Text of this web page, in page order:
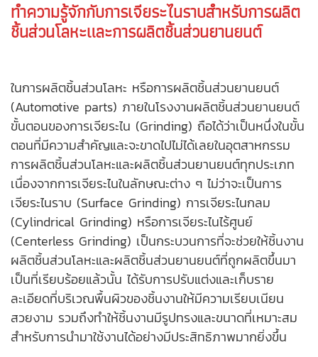
ทำความรู้จักกับการเจียระไนราบสำหรับการผลิต
ชิ้นส่วนโลหะและการผลิตชิ้นส่วนยานยนต์
ในการผลิตชิ้นส่วนโลหะ หรือการผลิตชิ้นส่วนยานยนต์
(Automotive parts) ภายในโรงงานผลิตชิ้นส่วนยานยนต์
ขั้นตอนของการเจียระไน (Grinding) ถือได้ว่าเป็นหนึ่งในขั้น
ตอนที่มีความสำคัญและจะขาดไปไม่ได้เลยในอุตสาหกรรม
การผลิตชิ้นส่วนโลหะและผลิตชิ้นส่วนยานยนต์ทุกประเภท
เนื่องจากการเจียระไนในลักษณะต่าง ๆ ไม่ว่าจะเป็นการ
เจียระไนราบ (Surface Grinding) การเจียระไนกลม
(Cylindrical Grinding) หรือการเจียระไนไร้ศูนย์
(Centerless Grinding) เป็นกระบวนการที่จะช่วยให้ชิ้นงาน
ผลิตชิ้นส่วนโลหะและผลิตชิ้นส่วนยานยนต์ที่ถูกผลิตขึ้นมา
เป็นที่เรียบร้อยแล้วนั้น ได้รับการปรับแต่งและเก็บราย
ละเอียดที่บริเวณพื้นผิวของชิ้นงานให้มีความเรียบเนียน
สวยงาม รวมถึงทำให้ชิ้นงานมีรูปทรงและขนาดที่เหมาะสม
สำหรับการนำมาใช้งานได้อย่างมีประสิทธิภาพมากยิ่งขึ้น